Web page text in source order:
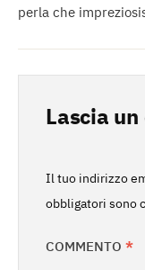
perla che
Lascia
Il tuo indirizzo
obbligatori sono
COMMENTO *